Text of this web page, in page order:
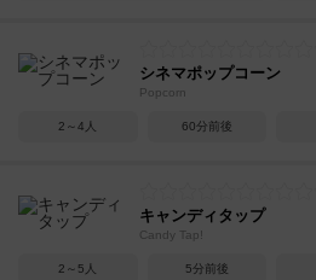
シネマポップコーン
Popcorn
2～4人 60分前後
キャンディタップ
Candy Tap!
2～5人 5分前後